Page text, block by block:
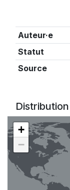
Auteur·e
Statut
Source
Distribution
+
−